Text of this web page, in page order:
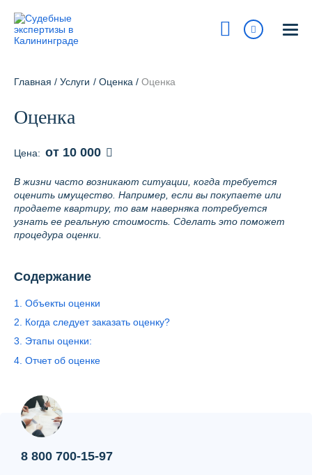
На карте
8 800 700-15-97
info@pravur.ru
Услуги
Контакты
Главная / Услуги / Оценка / Оценка
Оценка
Цена: от 10 000
В жизни часто возникают ситуации, когда требуется
оценить имущество. Например, если вы покупаете или
продаете квартиру, то вам наверняка потребуется
узнать ее реальную стоимость. Сделать это поможет
процедура оценки.
Содержание
1. Объекты оценки
2. Когда следует заказать оценку?
3. Этапы оценки:
4. Отчет об оценке
8 800 700-15-97